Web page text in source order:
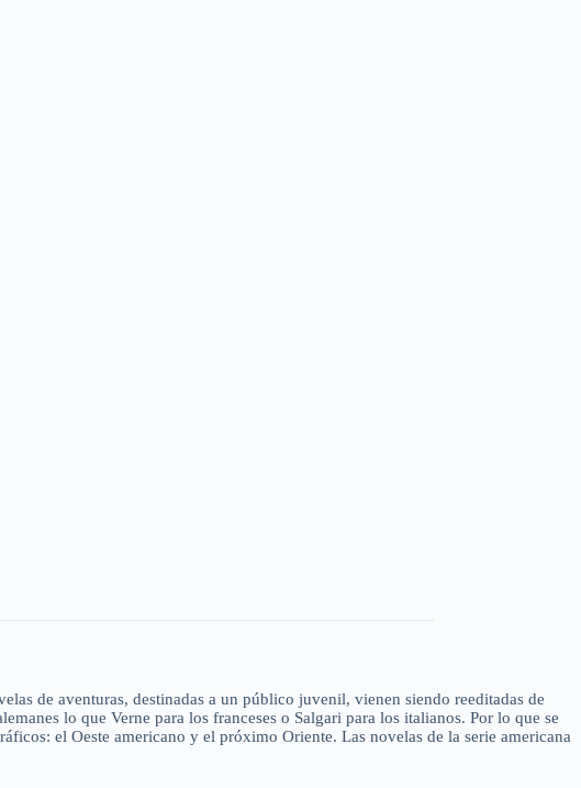
de aventuras, destinadas a un público juvenil, vienen siendo reeditadas de
lo que Verne para los franceses o Salgari para los italianos. Por lo que se
el Oeste americano y el próximo Oriente. Las novelas de la serie americana